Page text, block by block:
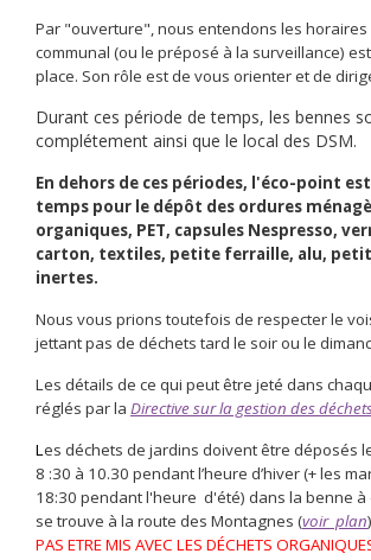
Par "ouverture", nous entendons les horaires
communal (ou le préposé à la surveillance)
place. Son rôle est de vous orienter et de
Durant ces période de temps, les bennes
complétement ainsi que le local des DSM.
En dehors de ces périodes, l'éco-point
temps pour le dépôt des ordures
organiques, PET, capsules Nespresso,
carton, textiles, petite ferraille, alu,
inertes.
Nous vous prions toutefois de respecter le
jettant pas de déchets tard le soir ou le
Les détails de ce qui peut être jeté dans
réglés par la Directive sur la gestion des
Les déchets de jardins doivent être déposés
8 :30 à 10.30 pendant l’heure d’hiver (+ les
18:30 pendant l'heure d'été) dans la benne à
se trouve à la route des Montagnes (voir plan
PAS ETRE MIS AVEC LES DÉCHETS